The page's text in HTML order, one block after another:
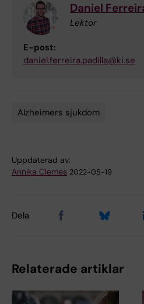
Daniel
Lektor
E-post:
daniel.ferreira.padilla@ki.se
Alzheimers sjukdom
Uppdaterad av:
Annika Clemes 2022-05-19
Dela
Relaterade artiklar